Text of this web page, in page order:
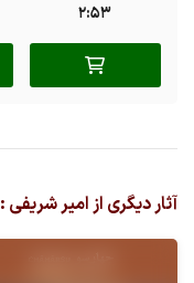
2:53
آثار دیگری از امیر شریفی :